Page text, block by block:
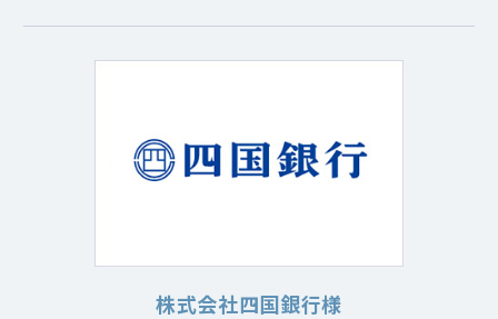
株式会社四国銀行様